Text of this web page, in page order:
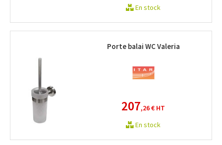
En stock
Porte balai WC Valeria
207,26 € HT
En stock